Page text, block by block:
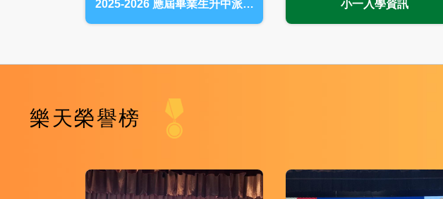
2025-2026 應屆畢業生升中派位
分配結果
小一入學資訊
樂天榮譽榜